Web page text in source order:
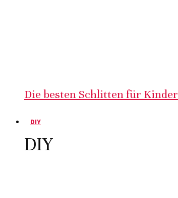
Die besten Schlitten für Kinder
DIY
DIY